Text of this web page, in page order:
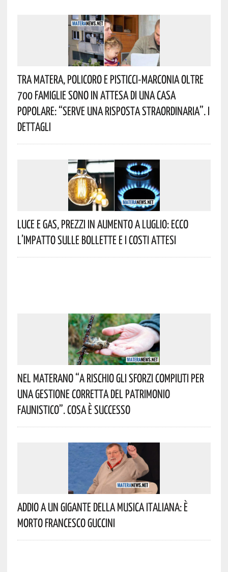
Tra Matera, Policoro E Pisticci-Marconia Oltre
700 Famiglie Sono In Attesa Di Una Casa
Popolare: “serve Una Risposta Straordinaria”. I
Dettagli
Luce E Gas, Prezzi In Aumento A Luglio: Ecco
L’impatto Sulle Bollette E I Costi Attesi
Nel Materano “a Rischio Gli Sforzi Compiuti Per
Una Gestione Corretta Del Patrimonio
Faunistico”. Cosa È Successo
Addio A Un Gigante Della Musica Italiana: È
Morto Francesco Guccini